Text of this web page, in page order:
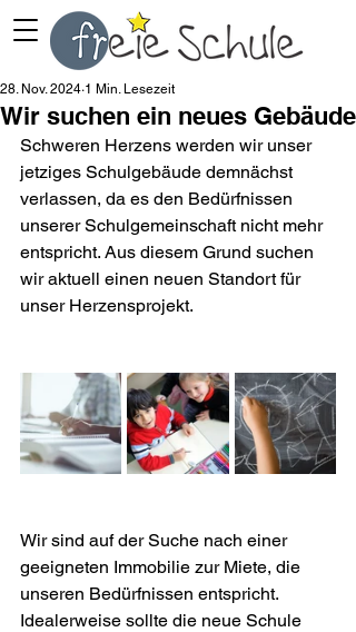
Wir suchen ein neues Gebäude
28. Nov. 2024 1 Min. Lesezeit
Schweren Herzens werden wir unser
jetziges Schulgebäude demnächst
verlassen, da es den Bedürfnissen
unserer Schulgemeinschaft nicht mehr
entspricht. Aus diesem Grund suchen
wir aktuell einen neuen Standort für
unser Herzensprojekt.
Wir sind auf der Suche nach einer
geeigneten Immobilie zur Miete, die
unseren Bedürfnissen entspricht.
Idealerweise sollte die neue Schule